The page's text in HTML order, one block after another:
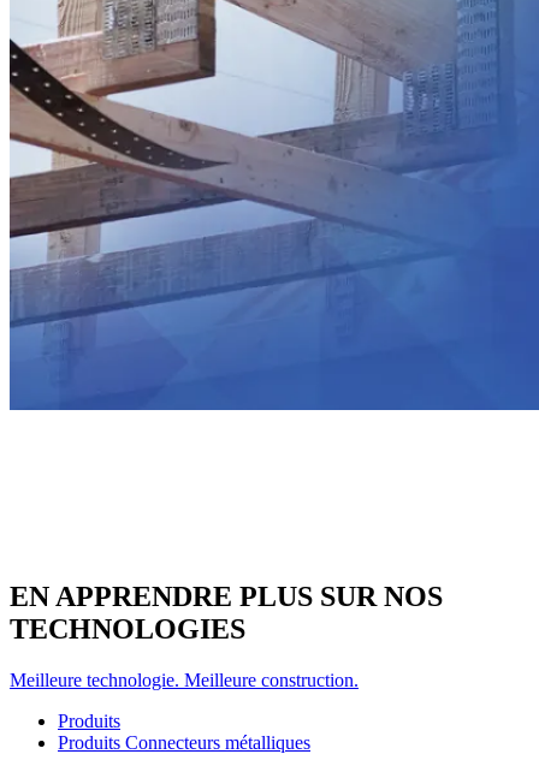
EN APPRENDRE PLUS SUR NOS
TECHNOLOGIES
Meilleure technologie. Meilleure construction.
Produits
Produits Connecteurs métalliques